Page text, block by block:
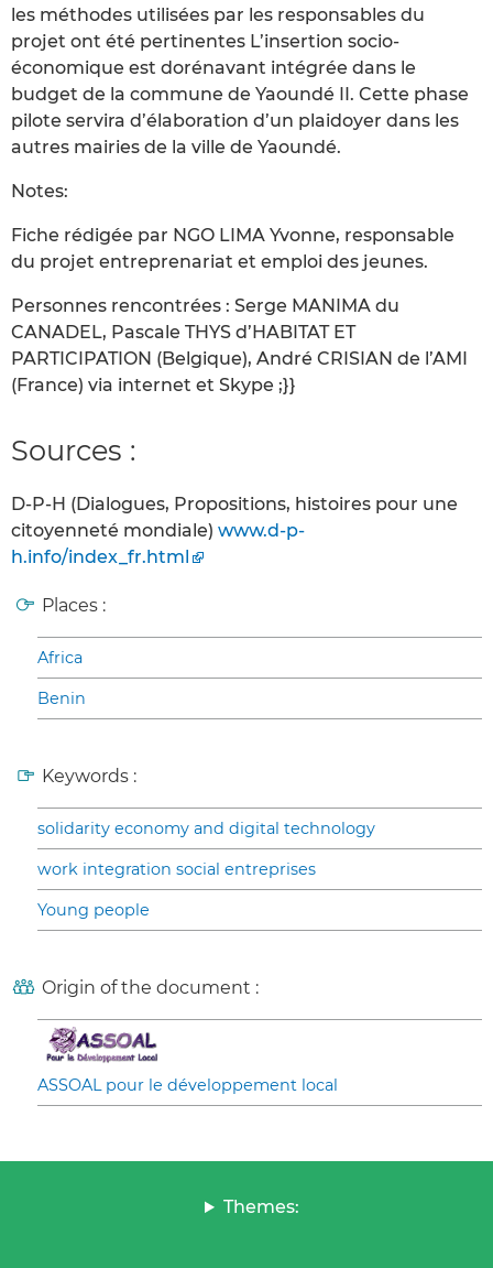
les méthodes utilisées par les responsables du
projet ont été pertinentes L’insertion socio-
économique est dorénavant intégrée dans le
budget de la commune de Yaoundé II. Cette phase
pilote servira d’élaboration d’un plaidoyer dans les
autres mairies de la ville de Yaoundé.
Notes:
Fiche rédigée par NGO LIMA Yvonne, responsable
du projet entreprenariat et emploi des jeunes.
Personnes rencontrées : Serge MANIMA du
CANADEL, Pascale THYS d’HABITAT ET
PARTICIPATION (Belgique), André CRISIAN de l’AMI
(France) via internet et Skype ;}}
Sources :
D-P-H (Dialogues, Propositions, histoires pour une
citoyenneté mondiale) www.d-p-
h.info/index_fr.html
Places :
Africa
Benin
Keywords :
solidarity economy and digital technology
work integration social entreprises
Young people
Origin of the document :
ASSOAL pour le développement local
Themes: